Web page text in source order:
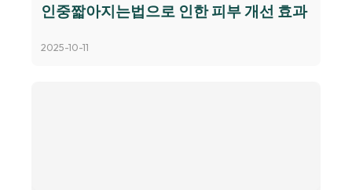
인중짧아지는법으로 인한 피부 개선 효과
2025-10-11